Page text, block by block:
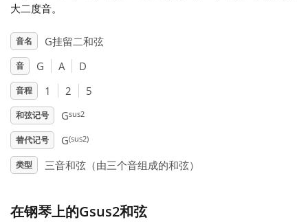
Deutsch
English
大二度音。
音名 G挂留二和弦
音 G A D
音程 1 2 5
和弦记号 Gsus2
替代记号 G(sus2)
类型 三音和弦（由三个音组成的和弦）
在钢琴上的Gsus2和弦